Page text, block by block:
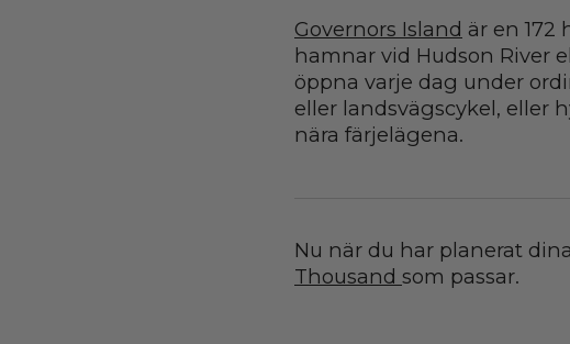
Governors Island är en 172
hamnar vid Hudson River
öppna varje dag under
eller landsvägscykel, eller
nära färjelägena.
Nu när du har planerat
Thousand som passar.